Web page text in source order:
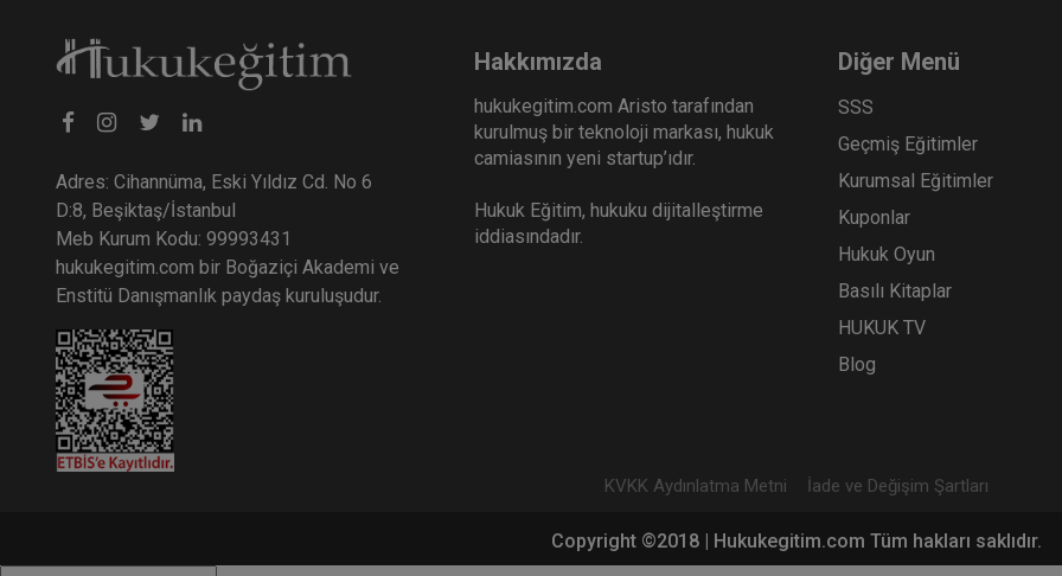
Adres: Cihannüma, Eski Yıldız Cd. No 6
D:8, Beşiktaş/İstanbul
Meb Kurum Kodu: 99993431
hukukegitim.com bir Boğaziçi Akademi ve
Enstitü Danışmanlık paydaş kuruluşudur.
Hakkımızda
hukukegitim.com Aristo tarafından
kurulmuş bir teknoloji markası, hukuk
camiasının yeni startup’ıdır.
Hukuk Eğitim, hukuku dijitalleştirme
iddiasındadır.
Diğer Menü
SSS
Geçmiş Eğitimler
Kurumsal Eğitimler
Kuponlar
Hukuk Oyun
Basılı Kitaplar
HUKUK TV
Blog
KVKK Aydınlatma Metni İade ve Değişim Şartları
Copyright ©2018 | Hukukegitim.com Tüm hakları saklıdır.